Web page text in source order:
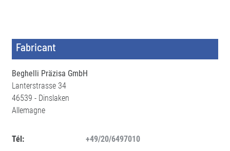
Fabricant
Beghelli Präzisa GmbH
Lanterstrasse 34
46539 - Dinslaken
Allemagne
Tél:
+49/20/6497010